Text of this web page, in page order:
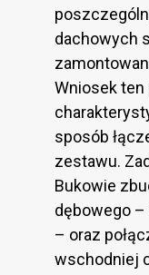
dachowych
Wniosek
sposób
zestawu.
Bukowie
dębowego
– oraz
wschodniej